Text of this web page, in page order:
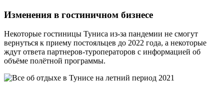
Изменения в гостиничном бизнесе
Некоторые гостиницы Туниса из-за пандемии не смогут
вернуться к приему постояльцев до 2022 года, а некоторые
ждут ответа партнеров-туроператоров с информацией об
объёме полётной программы.